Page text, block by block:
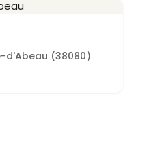
d'Abeau (38080)